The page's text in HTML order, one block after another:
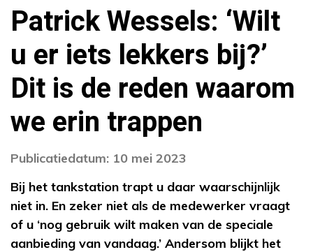
Patrick Wessels: ‘Wilt
u er iets lekkers bij?’
Dit is de reden waarom
we erin trappen
Publicatiedatum: 10 mei 2023
Bij het tankstation trapt u daar waarschijnlijk
niet in. En zeker niet als de medewerker vraagt
of u ‘nog gebruik wilt maken van de speciale
aanbieding van vandaag.’ Andersom blijkt het